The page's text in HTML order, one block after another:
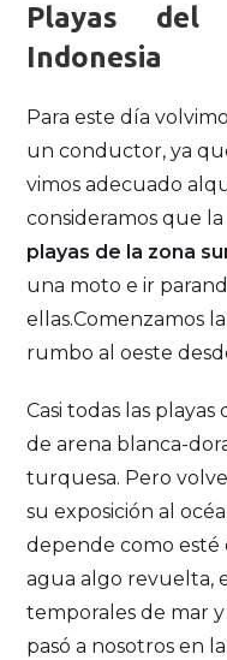
Playas
Indonesia
Para este día
un conductor, ya
vimos adecuado
consideramos que
playas de la zona
una moto e ir
ellas.Comenzamos
rumbo al oeste
Casi todas las
de arena blanca-
turquesa. Pero
su exposición al
depende como esté
agua algo revuelta,
temporales de mar
pasó a nosotros en la